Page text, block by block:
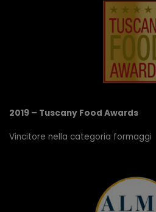
2019 – Tuscany Food Awards
Vincitore nella categoria formaggi